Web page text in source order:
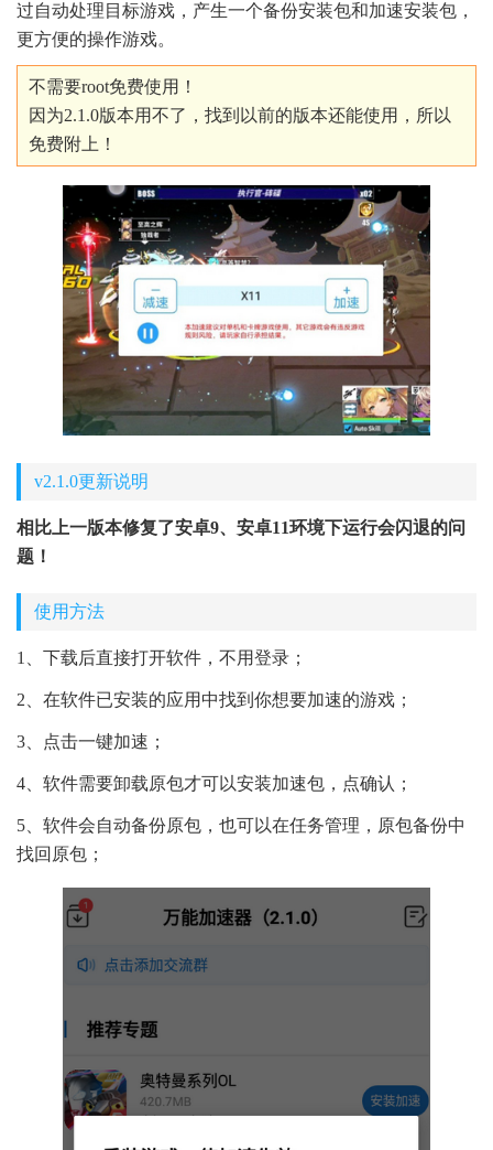
过自动处理目标游戏，产生一个备份安装包和加速安装包，
更方便的操作游戏。
不需要root免费使用！
因为2.1.0版本用不了，找到以前的版本还能使用，所以
免费附上！
v2.1.0更新说明
相比上一版本修复了安卓9、安卓11环境下运行会闪退的问
题！
使用方法
1、下载后直接打开软件，不用登录；
2、在软件已安装的应用中找到你想要加速的游戏；
3、点击一键加速；
4、软件需要卸载原包才可以安装加速包，点确认；
5、软件会自动备份原包，也可以在任务管理，原包备份中
找回原包；